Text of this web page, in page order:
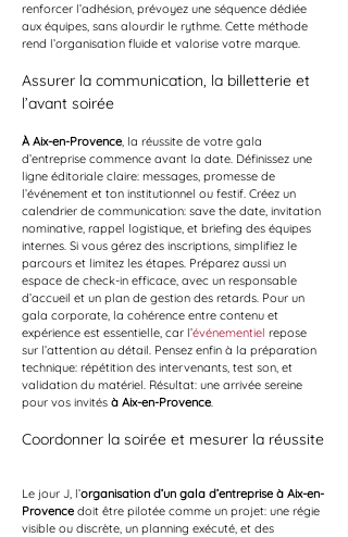
renforcer l’adhésion, prévoyez une séquence dédiée
aux équipes, sans alourdir le rythme. Cette méthode
rend l’organisation fluide et valorise votre marque.
Assurer la communication, la billetterie et
l’avant soirée
À Aix-en-Provence, la réussite de votre gala
d’entreprise commence avant la date. Définissez une
ligne éditoriale claire: messages, promesse de
l’événement et ton institutionnel ou festif. Créez un
calendrier de communication: save the date, invitation
nominative, rappel logistique, et briefing des équipes
internes. Si vous gérez des inscriptions, simplifiez le
parcours et limitez les étapes. Préparez aussi un
espace de check-in efficace, avec un responsable
d’accueil et un plan de gestion des retards. Pour un
gala corporate, la cohérence entre contenu et
expérience est essentielle, car l’événementiel repose
sur l’attention au détail. Pensez enfin à la préparation
technique: répétition des intervenants, test son, et
validation du matériel. Résultat: une arrivée sereine
pour vos invités à Aix-en-Provence.
Coordonner la soirée et mesurer la réussite
Le jour J, l’organisation d’un gala d’entreprise à Aix-en-
Provence doit être pilotée comme un projet: une régie
visible ou discrète, un planning exécuté, et des